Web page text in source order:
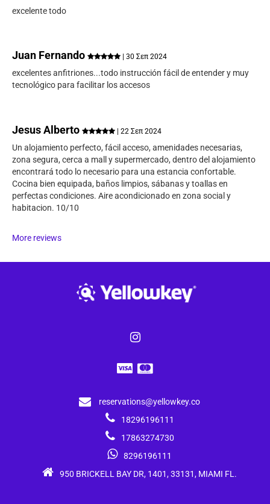
excelente todo
Juan Fernando | 30 Σεπ 2024
excelentes anfitriones...todo instrucción fácil de entender y muy
tecnológico para facilitar los accesos
Jesus Alberto | 22 Σεπ 2024
Un alojamiento perfecto, fácil acceso, amenidades necesarias,
zona segura, cerca a mall y supermercado, dentro del alojamiento
encontrará todo lo necesario para una estancia confortable.
Cocina bien equipada, baños limpios, sábanas y toallas en
perfectas condiciones. Aire acondicionado en zona social y
habitacion. 10/10
More reviews
reservations@yellowkey.co
18296196111
17863274730
8296196111
950 BRICKELL BAY DR, 1401, 33131, MIAMI FL.